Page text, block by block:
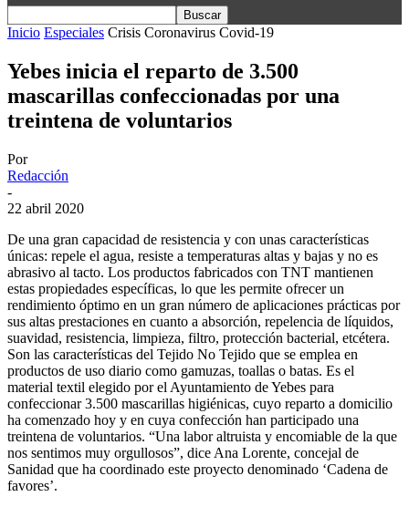
Inicio Especiales Crisis Coronavirus Covid-19
Yebes inicia el reparto de 3.500
mascarillas confeccionadas por una
treintena de voluntarios
Por
Redacción
-
22 abril 2020
De una gran capacidad de resistencia y con unas características
únicas: repele el agua, resiste a temperaturas altas y bajas y no es
abrasivo al tacto. Los productos fabricados con TNT mantienen
estas propiedades específicas, lo que les permite ofrecer un
rendimiento óptimo en un gran número de aplicaciones prácticas por
sus altas prestaciones en cuanto a absorción, repelencia de líquidos,
suavidad, resistencia, limpieza, filtro, protección bacterial, etcétera.
Son las características del Tejido No Tejido que se emplea en
productos de uso diario como gamuzas, toallas o batas. Es el
material textil elegido por el Ayuntamiento de Yebes para
confeccionar 3.500 mascarillas higiénicas, cuyo reparto a domicilio
ha comenzado hoy y en cuya confección han participado una
treintena de voluntarios. “Una labor altruista y encomiable de la que
nos sentimos muy orgullosos”, dice Ana Lorente, concejal de
Sanidad que ha coordinado este proyecto denominado ‘Cadena de
favores’.